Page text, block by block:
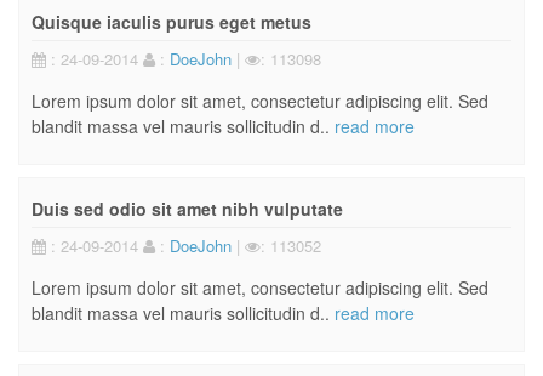
Quisque iaculis purus eget metus
: 24-09-2014 : DoeJohn | : 113098
Lorem ipsum dolor sit amet, consectetur adipiscing elit. Sed
blandit massa vel mauris sollicitudin d.. read more
Duis sed odio sit amet nibh vulputate
: 24-09-2014 : DoeJohn | : 113052
Lorem ipsum dolor sit amet, consectetur adipiscing elit. Sed
blandit massa vel mauris sollicitudin d.. read more